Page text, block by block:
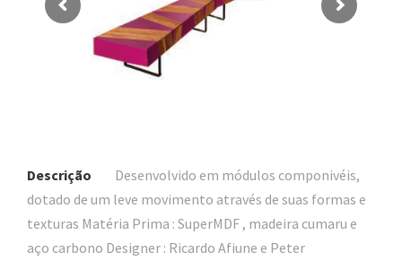
Descrição
Desenvolvido em módulos componivéis,
dotado de um leve movimento através de suas formas e
texturas Matéria Prima : SuperMDF , madeira cumaru e
aço carbono Designer : Ricardo Afiune e Peter